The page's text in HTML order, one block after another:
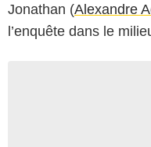
Jonathan (Alexandre
l’enquête dans le